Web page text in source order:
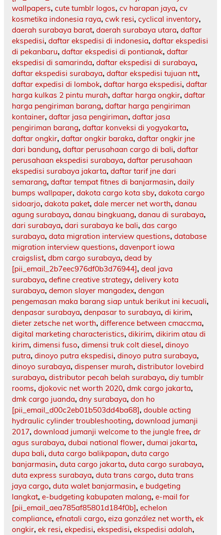
wallpapers, cute tumblr logos, cv harapan jaya, cv
kosmetika indonesia raya, cwk resi, cyclical inventory,
daerah surabaya barat, daerah surabaya utara, daftar
ekspedisi, daftar ekspedisi di indonesia, daftar ekspedisi
di pekanbaru, daftar ekspedisi di pontianak, daftar
ekspedisi di samarinda, daftar ekspedisi di surabaya,
daftar ekspedisi surabaya, daftar ekspedisi tujuan ntt,
daftar expedisi di lombok, daftar harga ekspedisi, daftar
harga kulkas 2 pintu murah, daftar harga ongkir, daftar
harga pengiriman barang, daftar harga pengiriman
kontainer, daftar jasa pengiriman, daftar jasa
pengiriman barang, daftar konveksi di yogyakarta,
daftar ongkir, daftar ongkir baraka, daftar ongkir jne
dari bandung, daftar perusahaan cargo di bali, daftar
perusahaan ekspedisi surabaya, daftar perusahaan
ekspedisi surabaya jakarta, daftar tarif jne dari
semarang, daftar tempat fitnes di banjarmasin, daily
bumps wallpaper, dakota cargo kota sby, dakota cargo
sidoarjo, dakota paket, dale mercer net worth, danau
agung surabaya, danau bingkuang, danau di surabaya,
dari surabaya, dari surabaya ke bali, das cargo
surabaya, data migration interview questions, database
migration interview questions, davenport iowa
craigslist, dbm cargo surabaya, dead by
[pii_email_2b7eec976df0b3d76944], deal java
surabaya, define creative strategy, delivery kota
surabaya, demon slayer mangadex, dengan
pengemasan maka barang siap untuk berikut ini kecuali,
denpasar surabaya, denpasar to surabaya, di kirim,
dieter zetsche net worth, difference between cmaccma,
digital marketing characteristics, dikirim, dikirim atau di
kirim, dimensi fuso, dimensi truk colt diesel, dinoyo
putra, dinoyo putra ekspedisi, dinoyo putra surabaya,
dinoyo surabaya, dispenser murah, distributor lovebird
surabaya, distributor pecah belah surabaya, diy tumblr
rooms, djokovic net worth 2020, dmk cargo jakarta,
dmk cargo juanda, dny surabaya, don ho
[pii_email_d00c2eb01b503dd4ba68], double acting
hydraulic cylinder troubleshooting, download jumanji
2017, download jumanji welcome to the jungle free, dr
agus surabaya, dubai national flower, dumai jakarta,
dupa bali, duta cargo balikpapan, duta cargo
banjarmasin, duta cargo jakarta, duta cargo surabaya,
duta express surabaya, duta trans cargo, duta trans
jaya cargo, duta walet banjarmasin, e budgeting
langkat, e-budgeting kabupaten malang, e-mail for
[pii_email_aea785af85801d184f0b], echelon
compliance, efnatali cargo, eiza gonzález net worth, ek
ongkir, ek resi, ekpedisi, ekspedisi, ekspedisi adalah,